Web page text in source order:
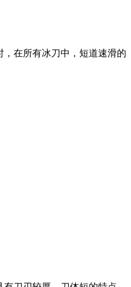
在所有冰刀中，短道速滑的